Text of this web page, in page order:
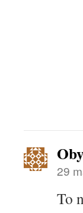
29
To